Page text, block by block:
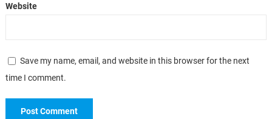
Website
Save my name, email, and website in this browser for the next
time I comment.